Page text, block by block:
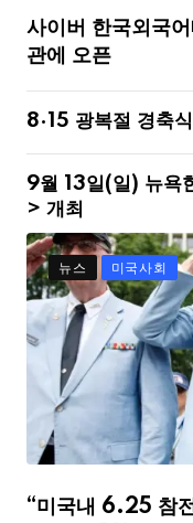
사이버 한국외국
관에 오픈
8·15 광복절 경축
9월 13일(일) 뉴욕
> 개최
뉴스 미국사회
“미국내 6.25 참